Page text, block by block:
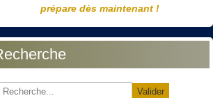
prépare dès maintenant !
Valider